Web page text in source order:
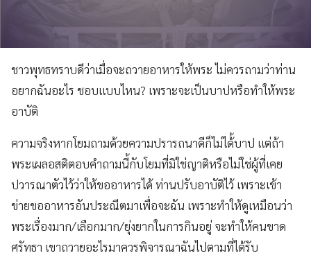
ชาวพุทธทราบดีว่าเมื่อจะถวายอาหารให้พระ ไม่ควรถามว่าท่าน
อยากฉันอะไร ชอบแบบไหน? เพราะจะเป็นบาปหรือทำให้พระ
อาบัติ
ความจริงหากโยมถามด้วยความปรารถนาดีก็ไม่ได้้บาป แต่ถ้า
พระเผลอสติตอบคำถามนี้กับโยมที่มิใช่ญาติหรือไม่ใช่ผู้ที่เคย
ปวารณาตัวไว้ว่าให้ขออาหารได้ ท่านปรับอาบัติไว้ เพราะเข้า
ข่ายขออาหารอันประณีตมาเพื่อจะฉัน เพราะทำให้ดูเหมือนว่า
พระเรื่องมาก/เลือกมาก/ยุ่งยากในการกินอยู่ จะทำให้คนขาด
ศรัทธา เขาถวายอะไรมาควรพิจารณาฉันไปตามที่ได้รับ